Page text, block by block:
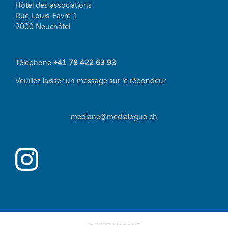
Hôtel des associations
Rue Louis-Favre 1
2000 Neuchâtel
Téléphone +41 78 422 63 93
Veuillez laisser un message sur le répondeur
mediane@medialogue.ch